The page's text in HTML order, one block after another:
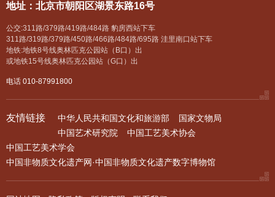
地址：北京市朝阳区湖景东路16号
公交:311路/379路/419路/484路 豹房西站下车
311路/319路/379路/450路/466路/484路/695路 洼里南口站下车
地铁:地铁8号线奥林匹克公园站（B口）出
或地铁15号线奥林匹克公园站（G口）出
电话 010-87991800
友情链接 中华人民共和国文化和旅游部
国家文物局
中国艺术研究院
中国工艺美术协会
中国工艺美术学会
中国非物质文化遗产网·中国非物质文化遗产数字博物馆